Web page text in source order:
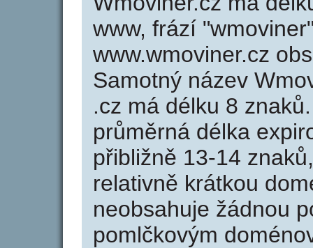
www, frází
www.wmoviner.cz
Samotný název
.cz má délku 8
průměrná délka
přibližně 13-14
relativně krátkou
neobsahuje žádnou
pomlčkovým